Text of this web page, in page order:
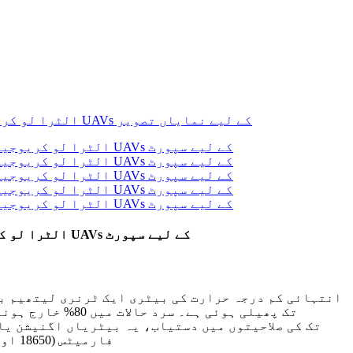
انتہائی کم درجہ حرارت لیتھیم آئن پاؤچ بیٹری 3.8V 31Ah -40°C الٹرا لو کریوجینک بیٹری ڈیپ سائیکل ڈسچارج بیٹری پیک UAVs کے لیے سپورٹ
انتہائی کم درجہ حرارت کی بیٹری ایک ٹرنری
فارمیٹس (18650 اور 21700) اور اعلی صلاحیت والے پاؤچ سیلز میں پیش کیے گئے، وہ مختلف حسب ضرورت شکلوں کو بھی سپورٹ کرتے ہیں۔